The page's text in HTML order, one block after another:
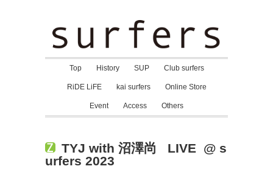
Top History SUP Club surfers
RiDE LiFE kai surfers Online Store
Event Access Others
TYJ with 沼澤尚 LIVE @ s
urfers 2023